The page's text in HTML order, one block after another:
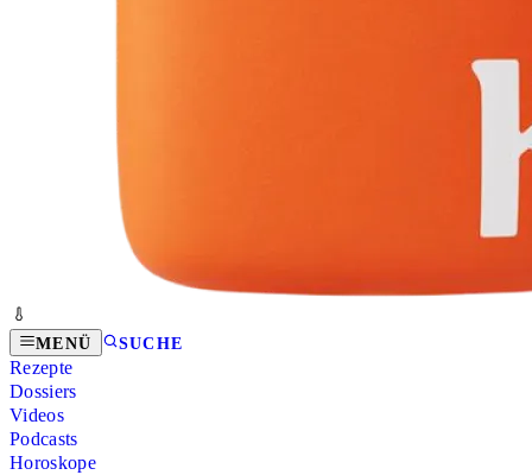
MENÜ SUCHE
Rezepte
Dossiers
Videos
Podcasts
Horoskope